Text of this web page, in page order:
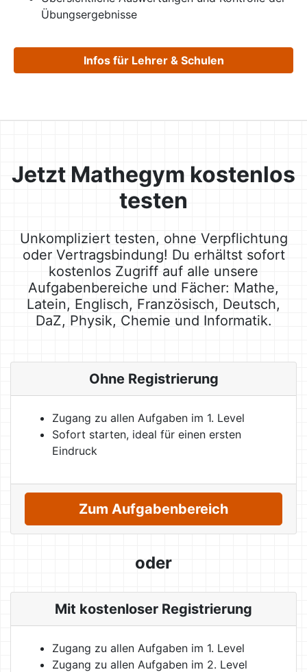
Übungsergebnisse
Infos für Lehrer & Schulen
Jetzt Mathegym kostenlos
testen
Unkompliziert testen, ohne Verpflichtung
oder Vertragsbindung! Du erhältst sofort
kostenlos Zugriff auf alle unsere
Aufgabenbereiche und Fächer: Mathe,
Latein, Englisch, Französisch, Deutsch,
DaZ, Physik, Chemie und Informatik.
Ohne Registrierung
Zugang zu allen Aufgaben im 1. Level
Sofort starten, ideal für einen ersten
Eindruck
Zum Aufgabenbereich
oder
Mit kostenloser Registrierung
Zugang zu allen Aufgaben im 1. Level
Zugang zu allen Aufgaben im 2. Level